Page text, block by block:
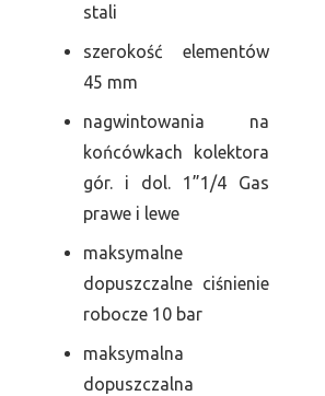
stali
szerokość elementów
45 mm
nagwintowania na
końcówkach kolektora
gór. i dol. 1”1/4 Gas
prawe i lewe
maksymalne
dopuszczalne ciśnienie
robocze 10 bar
maksymalna
dopuszczalna